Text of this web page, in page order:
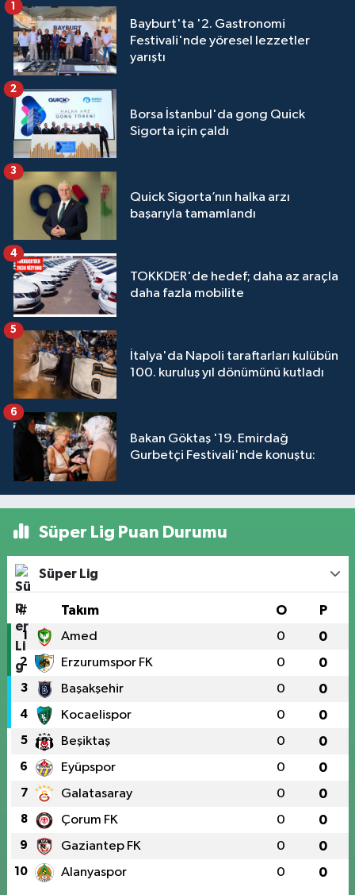
Bayburt'ta '2. Gastronomi
Festivali'nde yöresel lezzetler
yarıştı
1
Borsa İstanbul'da gong Quick
Sigorta için çaldı
2
Quick Sigorta’nın halka arzı
başarıyla tamamlandı
3
TOKKDER'de hedef; daha az araçla
daha fazla mobilite
4
İtalya'da Napoli taraftarları kulübün
100. kuruluş yıl dönümünü kutladı
5
Bakan Göktaş '19. Emirdağ
Gurbetçi Festivali'nde konuştu:
6
Süper Lig Puan Durumu
Süper Lig
# Takım O P
1 Amed 0 0
2 Erzurumspor FK 0 0
3 Başakşehir 0 0
4 Kocaelispor 0 0
5 Beşiktaş 0 0
6 Eyüpspor 0 0
7 Galatasaray 0 0
8 Çorum FK 0 0
9 Gaziantep FK 0 0
10 Alanyaspor 0 0